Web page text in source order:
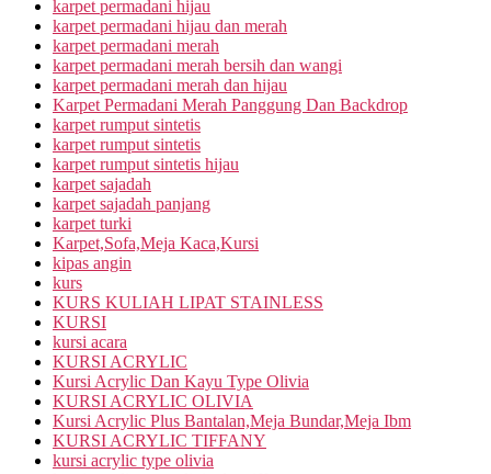
karpet permadani hijau
karpet permadani hijau dan merah
karpet permadani merah
karpet permadani merah bersih dan wangi
karpet permadani merah dan hijau
Karpet Permadani Merah Panggung Dan Backdrop
karpet rumput sintetis
karpet rumput sintetis
karpet rumput sintetis hijau
karpet sajadah
karpet sajadah panjang
karpet turki
Karpet,Sofa,Meja Kaca,Kursi
kipas angin
kurs
KURS KULIAH LIPAT STAINLESS
KURSI
kursi acara
KURSI ACRYLIC
Kursi Acrylic Dan Kayu Type Olivia
KURSI ACRYLIC OLIVIA
Kursi Acrylic Plus Bantalan,Meja Bundar,Meja Ibm
KURSI ACRYLIC TIFFANY
kursi acrylic type olivia